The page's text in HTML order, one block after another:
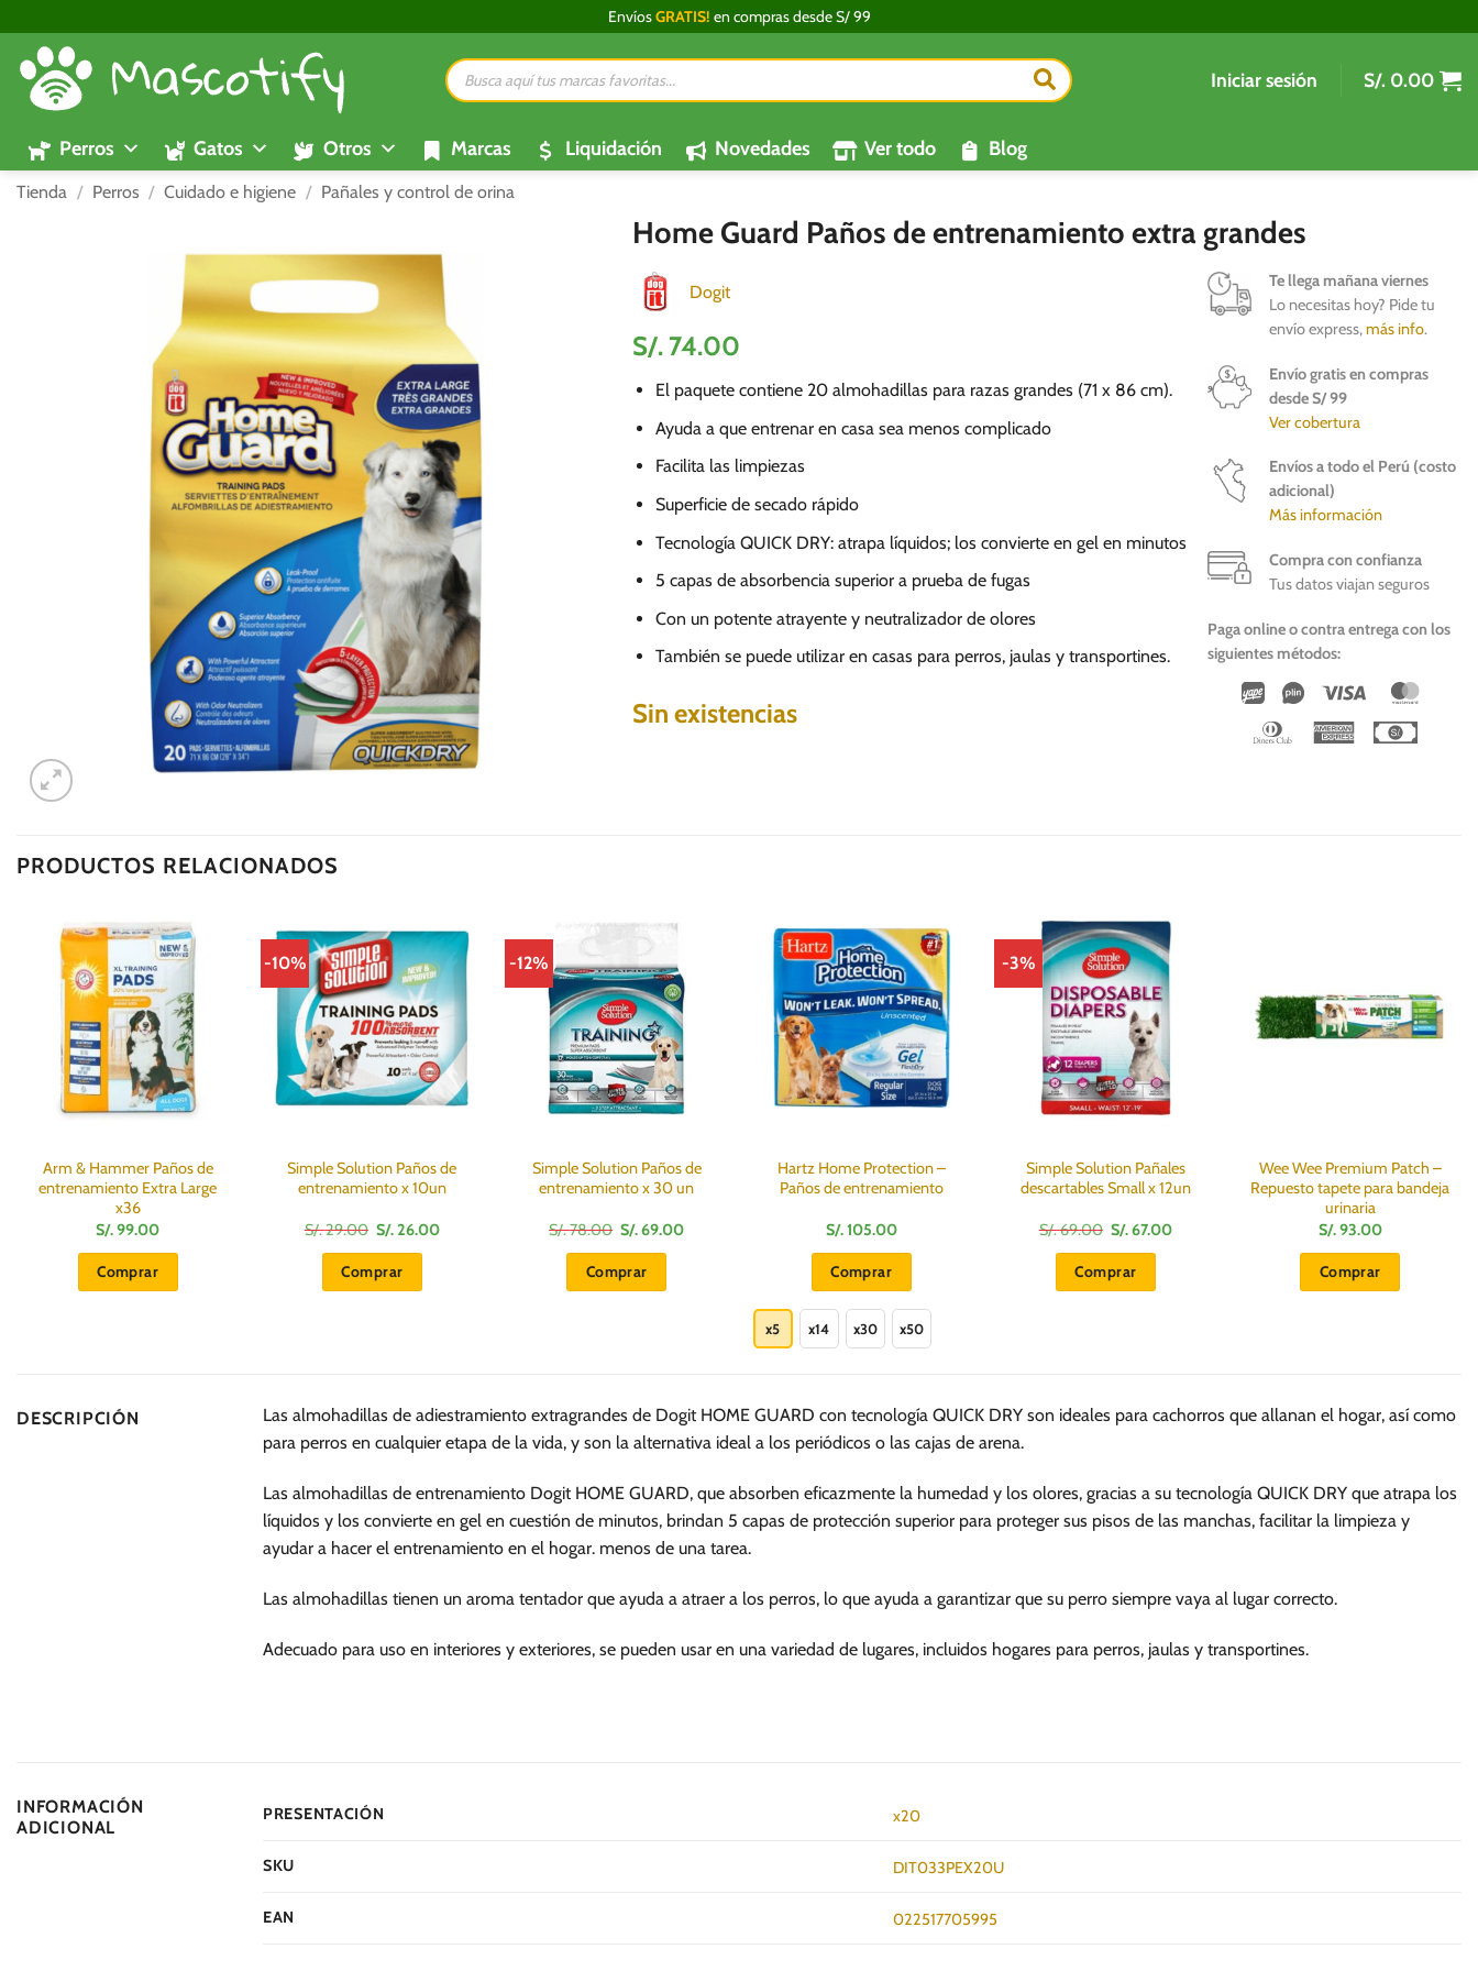
al
contenido
EnvíosGRATIS! en compras desde S/ 99
Búsqueda
de
productos
Iniciar sesión S/. 0.00
Perros Gatos Otros Marcas Liquidación Novedades Ver todo Blog
Tienda / Perros / Cuidado e higiene / Pañales y control de orina
Home Guard Paños de entrenamiento extra grandes
Dogit
S/. 74.00
El paquete contiene 20 almohadillas para razas grandes (71 x 86 cm).
Ayuda a que entrenar en casa sea menos complicado
Facilita las limpiezas
Superficie de secado rápido
Tecnología QUICK DRY: atrapa líquidos; los convierte en gel en minutos
5 capas de absorbencia superior a prueba de fugas
Con un potente atrayente y neutralizador de olores
También se puede utilizar en casas para perros, jaulas y transportines.
Sin existencias
Te llega mañana viernes
Lo necesitas hoy? Pide tu
envío express,más info.
Envío gratis en compras
desde S/ 99
Ver cobertura
Envíos a todo el Perú (costo
adicional)
Más información
Compra con confianza
Tus datos viajan seguros
Paga online o contra entrega con los
siguientes métodos:
Wirecard
Vipps Visa
Dinners
American
PRODUCTOS RELACIONADOS
Arm & Hammer Paños de
entrenamiento Extra Large
x36
S/.99.00
Comprar
-10%
Simple Solution Paños de
entrenamiento x 10un
S/.29.00 El
precio
original
era:
S/.
S/.26.00El
Comprar
-12%
Simple Solution Paños de
entrenamiento x 30 un
S/.78.00 El
precio
original
era:
S/.
S/.69.00El
Comprar
Hartz Home Protection –
Paños de entrenamiento
S/.105.00
Comprar
producto
tiene
variantes.
Las
opciones
pueden
elegir
página
producto
x5 x14 x30 x50
-3%
Simple Solution Pañales
descartables Small x 12un
S/.69.00 El
precio
original
era:
S/.
S/.67.00El
Comprar
Wee Wee Premium Patch –
Repuesto tapete para bandeja
urinaria
S/.93.00
Comprar
DESCRIPCIÓN
Las almohadillas de adiestramiento extragrandes de Dogit HOME GUARD con tecnología QUICK DRY son ideales para cachorros que allanan el hogar, así como
para perros en cualquier etapa de la vida, y son la alternativa ideal a los periódicos o las cajas de arena.
Las almohadillas de entrenamiento Dogit HOME GUARD, que absorben eficazmente la humedad y los olores, gracias a su tecnología QUICK DRY que atrapa los
líquidos y los convierte en gel en cuestión de minutos, brindan 5 capas de protección superior para proteger sus pisos de las manchas, facilitar la limpieza y
ayudar a hacer el entrenamiento en el hogar. menos de una tarea.
Las almohadillas tienen un aroma tentador que ayuda a atraer a los perros, lo que ayuda a garantizar que su perro siempre vaya al lugar correcto.
Adecuado para uso en interiores y exteriores, se pueden usar en una variedad de lugares, incluidos hogares para perros, jaulas y transportines.
INFORMACIÓN
ADICIONAL
PRESENTACIÓN x20
SKU DIT033PEX20U
EAN 022517705995